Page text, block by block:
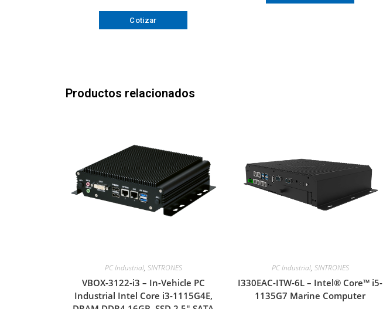
Cotizar
Productos relacionados
PC Industrial, SINTRONES
VBOX-3122-i3 – In-Vehicle PC
Industrial Intel Core i3-1115G4E,
PC Industrial, SINTRONES
I330EAC-ITW-6L – Intel® Core™ i5-
1135G7 Marine Computer